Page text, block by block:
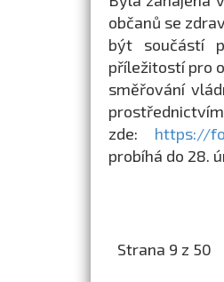
občanů se
být součástí
příležitostí pro
směřování
zde: https://
probíhá do 28.
Strana 9 z 50